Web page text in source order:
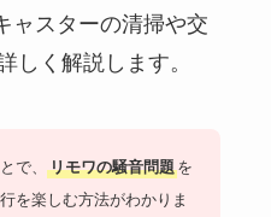
ャスターの清掃や交
しく解説します。
で、 リモワの騒音問題を
を楽しむ方法がわかりま